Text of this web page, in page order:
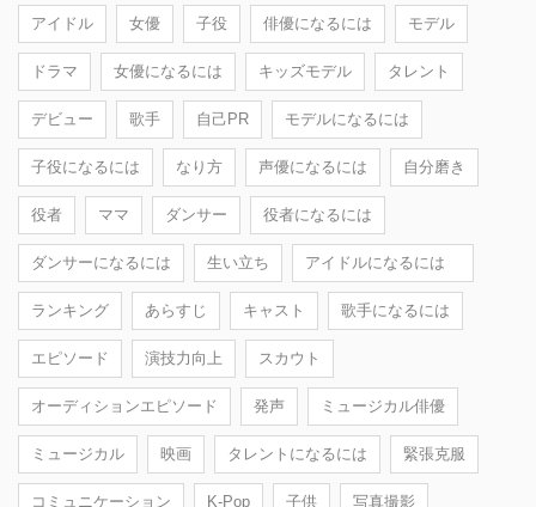
アイドル 女優 子役 俳優になるには モデル
ドラマ 女優になるには キッズモデル タレント
デビュー 歌手 自己PR モデルになるには
子役になるには なり方 声優になるには 自分磨き
役者 ママ ダンサー 役者になるには
ダンサーになるには 生い立ち アイドルになるには
ランキング あらすじ キャスト 歌手になるには
エピソード 演技力向上 スカウト
オーディションエピソード 発声 ミュージカル俳優
ミュージカル 映画 タレントになるには 緊張克服
コミュニケーション K-Pop 子供 写真撮影